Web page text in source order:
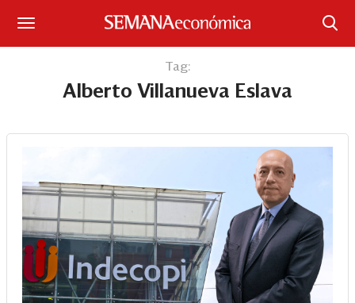
Iniciar sesión
Portada
Management
Economía y Finanzas
Tag:
Alberto Villanueva Eslava